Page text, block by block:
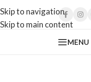
Skip to navigation
Skip to main content
MENU